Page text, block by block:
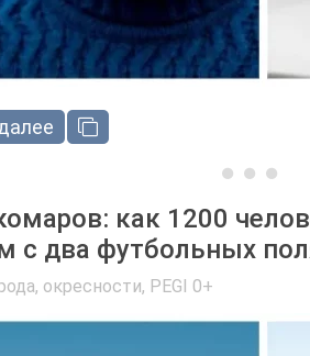
как 1200
с два футбольных
окресности, PEGI 0+